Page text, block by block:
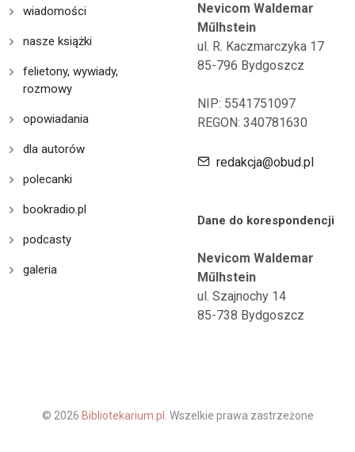
wiadomości
nasze książki
felietony, wywiady,
rozmowy
opowiadania
dla autorów
polecanki
bookradio.pl
podcasty
galeria
Nevicom Waldemar
Műlhstein
ul. R. Kaczmarczyka 17
85-796 Bydgoszcz
NIP: 5541751097
REGON: 340781630
redakcja@obud.pl
Dane do korespondencji
Nevicom Waldemar
Műlhstein
ul. Szajnochy 14
85-738 Bydgoszcz
© 2026 Bibliotekarium.pl. Wszelkie prawa zastrzeżone